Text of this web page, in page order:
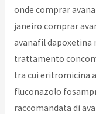
onde comprar
janeiro comprar
avanafil dapoxetina
trattamento
tra cui eritromicina
fluconazolo
raccomandata di